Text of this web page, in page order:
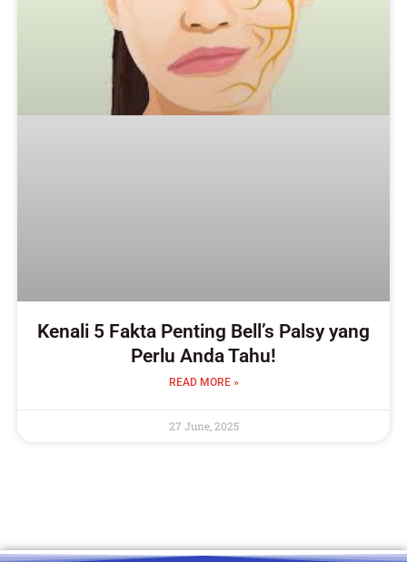
Kenali 5 Fakta Penting Bell’s Palsy yang
Perlu Anda Tahu!
READ MORE »
27 June, 2025